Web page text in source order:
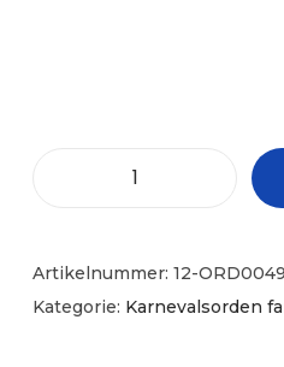
Artikelnummer: 12-ORD0049
Kategorie: Karnevalsorden